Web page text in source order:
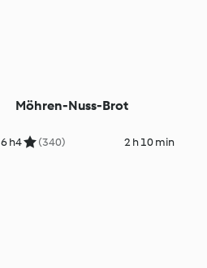
6 h
Möhren-Nuss-Brot
4 (340) 2 h 10 min